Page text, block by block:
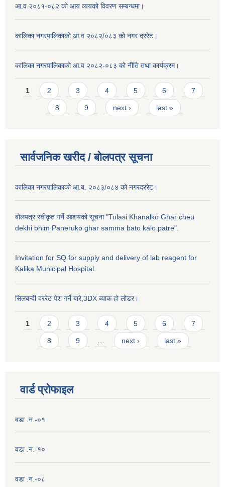
आ.व २०८१-०८२ को आय व्ययको विवरण सम्बन्धमा।
कालिका नगरपालिकाको आ.व २०८२/०८३ को नगर दररेट।
कालिका नगरपालिकाको आ.व २०८२-०८३ को नीति तथा कार्यक्रम।
Pages
1 2 3 4 5 6 7
8 9 next › last »
सार्वजनिक खरीद / बाेलपत्र सूचना
कालिका नगरपालिकाको आ.ब. २०८३/०८४ को नगरदररेट।
बोलपत्र स्वीकृत गर्ने आशयको सूचना "Tulasi Khanalko Ghar cheu
dekhi bhim Paneruko ghar samma bato kalo patre".
Invitation for SQ for supply and delivery of lab reagent for
Kalika Municipal Hospital.
सिलबन्दी दररेट पेश गर्ने बारे,3DX ब्याक हो लोडर।
Pages
1 2 3 4 5 6 7
8 9 next › last »
वार्ड प्राेफाइल
वडा .न.-०१
वडा .न.-१०
वडा .न.-०८